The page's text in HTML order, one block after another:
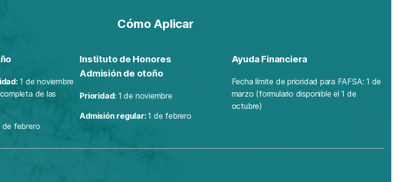
Cómo Aplicar
1 de noviembre
de las
de febrero
Instituto de Honores
Admisión de otoño
Prioridad: 1 de noviembre
Admisión regular:1 de febrero
Ayuda Financiera
Fecha límite de prioridad para FAFSA: 1 de
marzo (formulario disponible el 1 de
octubre)